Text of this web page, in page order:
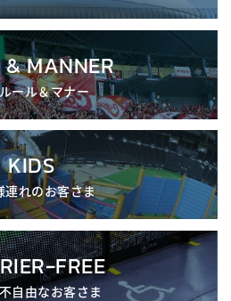
& MANNER
ール＆マナー
KIDS
連れのお客さま
FREE
自由なお客さま